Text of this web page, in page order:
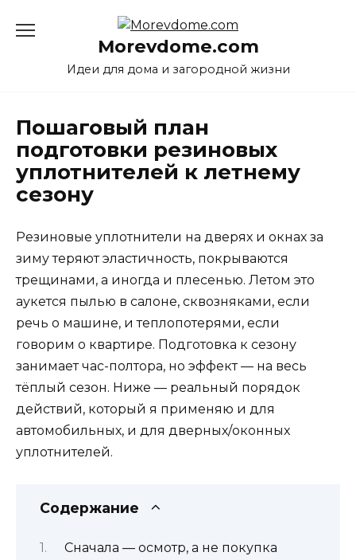
Morevdome.com
Идеи для дома и загородной жизни
Пошаговый план
подготовки резиновых
уплотнителей к летнему
сезону
Резиновые уплотнители на дверях и окнах за
зиму теряют эластичность, покрываются
трещинами, а иногда и плесенью. Летом это
аукется пылью в салоне, сквозняками, если
речь о машине, и теплопотерями, если
говорим о квартире. Подготовка к сезону
занимает час-полтора, но эффект — на весь
тёплый сезон. Ниже — реальный порядок
действий, который я применяю и для
автомобильных, и для дверных/оконных
уплотнителей.
Содержание
Сначала — осмотр, а не покупка